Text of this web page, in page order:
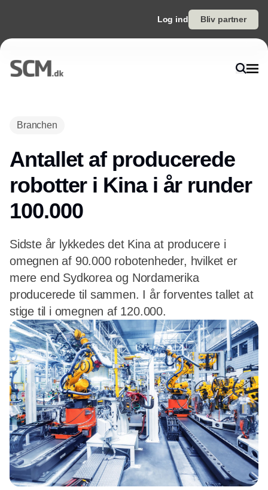
Log ind Bliv partner
Branchen
Antallet af producerede
robotter i Kina i år runder
100.000
Sidste år lykkedes det Kina at producere i
omegnen af 90.000 robotenheder, hvilket er
mere end Sydkorea og Nordamerika
producerede til sammen. I år forventes tallet at
stige til i omegnen af 120.000.